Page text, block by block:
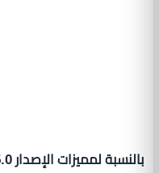
بالنسبة لمميزات الإصدار 5.0 من Shark Chan :